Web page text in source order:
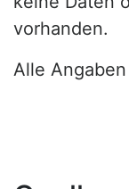
vorhanden.
Alle